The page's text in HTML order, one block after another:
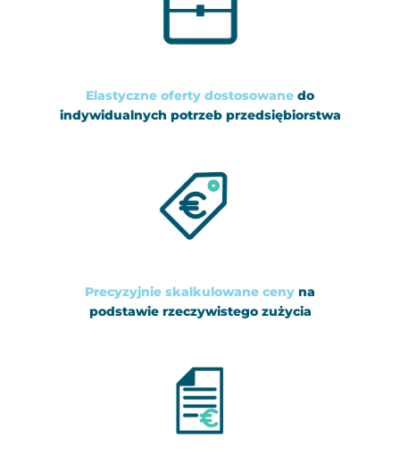
Elastyczne oferty dostosowane do
indywidualnych potrzeb przedsiębiorstwa
Precyzyjnie skalkulowane ceny na
podstawie rzeczywistego zużycia